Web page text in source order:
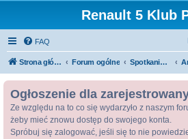
Renault 5 Klub
FAQ
Strona główna Forum ogólne Spotkania / Zloty
Ogłoszenie dla
Ze względu na to co się wydarzyło z naszym
żeby mieć znowu dostęp do swojego konta.
Spróbuj się zalogować, jeśli się to nie